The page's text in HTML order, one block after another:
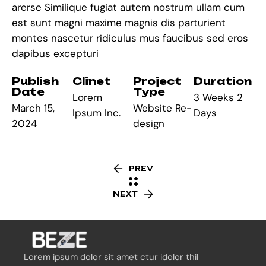
arerse Similique fugiat autem nostrum ullam cum
est sunt magni maxime magnis dis parturient
montes nascetur ridiculus mus faucibus sed eros
dapibus excepturi
Publish
Date
March 15,
2024
Clinet
Lorem
Ipsum Inc.
Project
Type
Website Re-
design
Duration
3 Weeks 2
Days
PREV
NEXT
Lorem ipsum dolor sit amet ctur idolor thil